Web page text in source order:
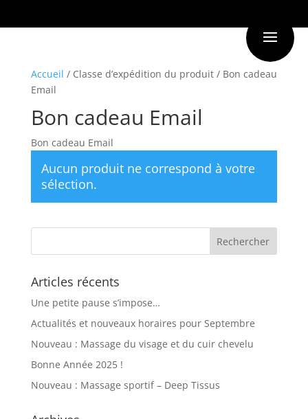
Accueil / Classe d’expédition du produit / Bon cadeau
Email
Bon cadeau Email
Bon cadeau Email
Aucun produit ne correspond à votre
sélection.
Articles récents
Une petite pause s’impose…
Actualités et nouveaux horaires pour Septembre
Nouveau : Massage du visage et du cuir chevelu
Bonne Année 2025 !
Nouveau : Massage sportif – Deep Tissus